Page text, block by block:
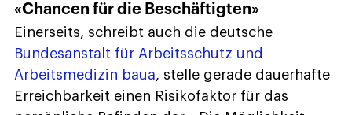
«Chancen für die Beschäftigten»
Einerseits, schreibt auch die deutsche
Bundesanstalt für Arbeitsschutz und
Arbeitsmedizin baua, stelle gerade dauerhafte
Erreichbarkeit einen Risikofaktor für das